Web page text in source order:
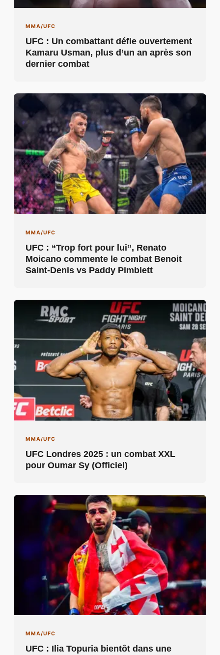
MMA/UFC
UFC : Un combattant défie ouvertement
Kamaru Usman, plus d’un an après son
dernier combat
MMA/UFC
UFC : “Trop fort pour lui”, Renato
Moicano commente le combat Benoit
Saint-Denis vs Paddy Pimblett
MMA/UFC
UFC Londres 2025 : un combat XXL
pour Oumar Sy (Officiel)
MMA/UFC
UFC : Ilia Topuria bientôt dans une